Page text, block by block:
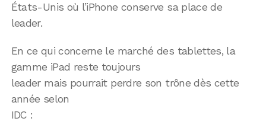
États-Unis où l’iPhone conserve sa place de
leader.
En ce qui concerne le marché des tablettes, la
gamme iPad reste toujours
leader mais pourrait perdre son trône dès cette
année selon
IDC :